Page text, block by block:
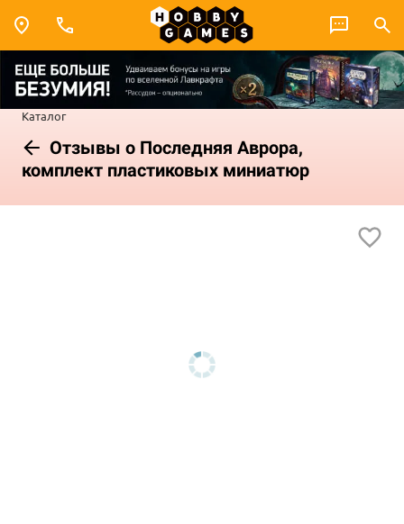
Каталог
Отзывы о Последняя Аврора,
комплект пластиковых миниатюр